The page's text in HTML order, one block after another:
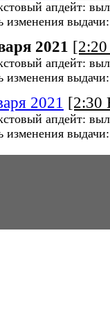
апдейт:
изменения
2021
апдейт:
изменения
2021 [2:30
апдейт:
изменения